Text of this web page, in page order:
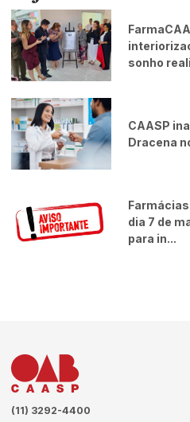
sonho
CAASP
Dracena
dia 7 de
para in...
(11) 3292-4400